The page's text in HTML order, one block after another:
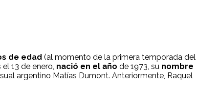
de edad (al momento de la primera temporada del
13 de enero, nació en el año de 1973, su nombre
argentino Matías Dumont. Anteriormente, Raquel